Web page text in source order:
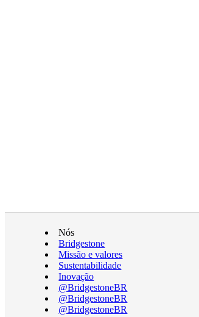
Nós
Bridgestone
Missão e valores
Sustentabilidade
Inovação
@BridgestoneBR
@BridgestoneBR
@BridgestoneBR